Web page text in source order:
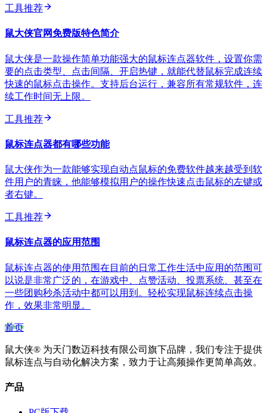
工具推荐
鼠大侠官网免费版特色简介
鼠大侠是一款操作简单功能强大的鼠标连点器软件，设置你需
要的点击类型、点击间隔、开启热键，就能代替鼠标完成连续
快速的鼠标点击操作。支持后台运行，兼容所有常规软件，连
续工作时间无上限。
工具推荐
鼠标连点器都有哪些功能
鼠大侠作为一款能够实现自动点鼠标的免费软件越来越受到软
件用户的青睐，他能够模拟用户的操作快速点击鼠标的左键或
者右键。
工具推荐
鼠标连点器的应用范围
鼠标连点器的使用范围在目前的日常工作生活中应用的范围可
以说是非常广泛的，在游戏中、点赞活动、投票系统、甚至在
一些团购秒杀活动中都可以用到。轻松实现鼠标连续点击操
作，效果非常明显。
首页
鼠大侠® 为天门数迈科技有限公司旗下品牌，我们专注于提供
鼠标连点与自动化解决方案，致力于让高频操作更简单高效。
产品